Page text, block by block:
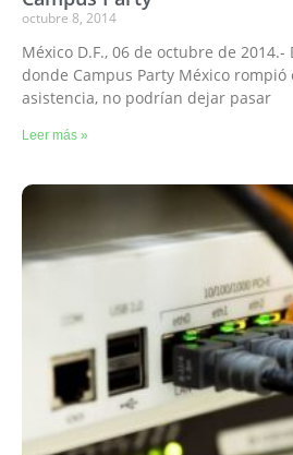
octubre 8, 2014
México D.F., 06 de octubre de
donde Campus Party México
asistencia, no podrían dejar pasar
Leer más »